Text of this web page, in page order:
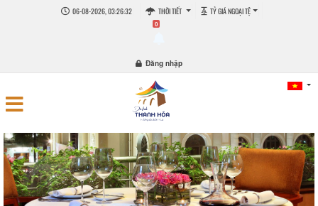
06-08-2026, 03:26:33 THỜI TIẾT TỶ GIÁ NGOẠI TỆ
0
Đăng nhập